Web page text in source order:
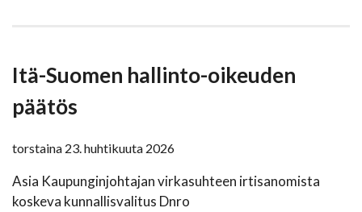
Itä-Suomen hallinto-oikeuden
päätös
torstaina 23. huhtikuuta 2026
Asia Kaupunginjohtajan virkasuhteen irtisanomista
koskeva kunnallisvalitus Dnro